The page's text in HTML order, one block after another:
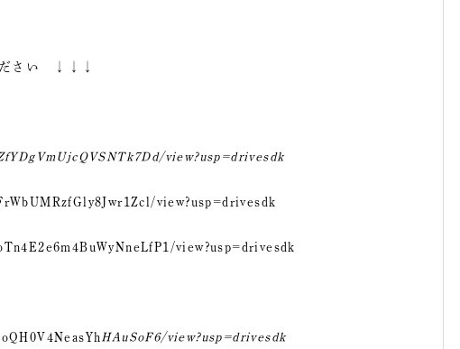
ださい ↓↓↓
view?usp=drivesdk
view?usp=drivesdk
view?usp=drivesdk
HAuSoF6/view?usp=drivesdk